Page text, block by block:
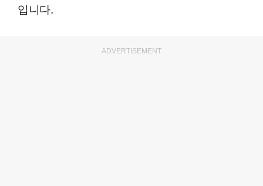
입니다.
ADVERTISEMENT